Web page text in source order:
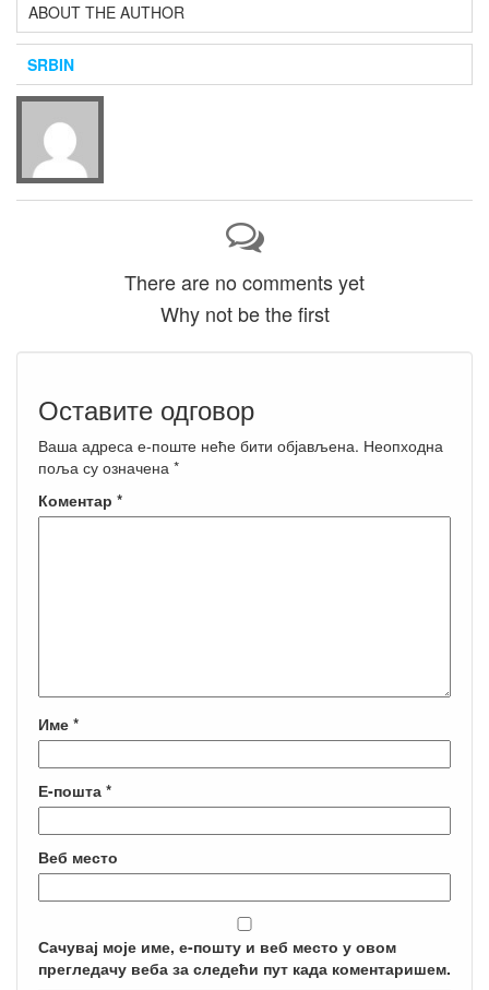
ABOUT THE AUTHOR
SRBIN
There are no comments yet
Why not be the first
Оставите одговор
Ваша адреса е-поште неће бити објављена. Неопходна
поља су означена *
Коментар *
Име *
Е-пошта *
Веб место
Сачувај моје име, е-пошту и веб место у овом
прегледачу веба за следећи пут када коментаришем.